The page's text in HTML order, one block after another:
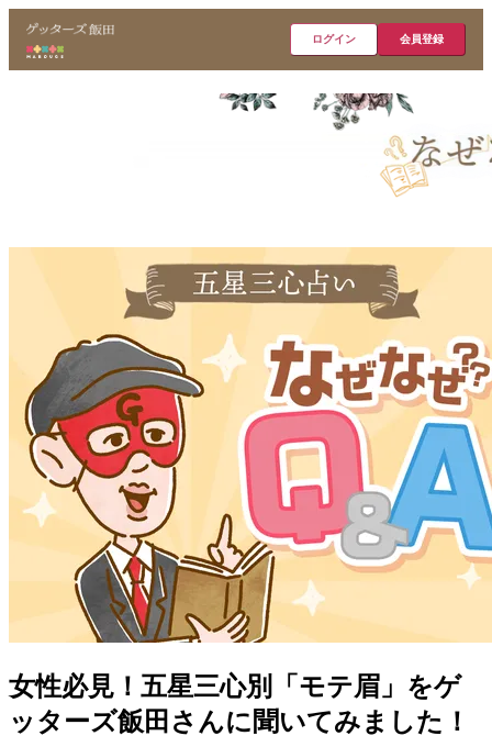
ログイン 会員登録
女性必見！五星三心別「モテ眉」をゲ
ッターズ飯田さんに聞いてみました！